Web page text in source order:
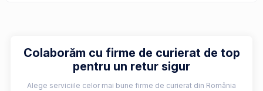
Colaborăm cu firme de curierat de top
pentru un retur sigur
Alege serviciile celor mai bune firme de curierat din România